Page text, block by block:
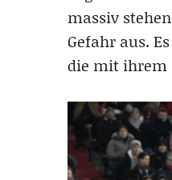
massiv
Gefahr aus.
die mit ihrem